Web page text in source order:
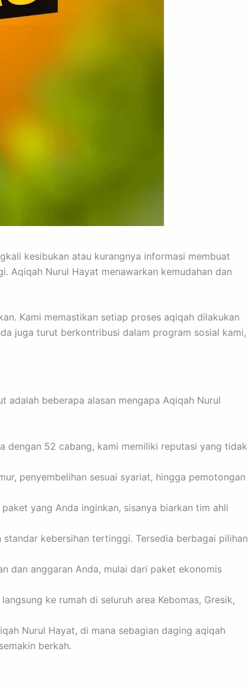
kesibukan atau kurangnya informasi membuat
Aqiqah Nurul Hayat menawarkan kemudahan dan
Kami memastikan setiap proses aqiqah dilakukan
juga turut berkontribusi dalam program sosial kami,
adalah beberapa alasan mengapa Aqiqah Nurul
dengan 52 cabang, kami memiliki reputasi yang tidak
penyembelihan sesuai syariat, hingga pemotongan
yang Anda inginkan, sisanya biarkan tim ahli
kebersihan tertinggi. Tersedia berbagai pilihan
dan anggaran Anda, mulai dari paket ekonomis
ke rumah di seluruh area Kebomas, Gresik,
Nurul Hayat, di mana sebagian daging aqiqah
berkah.